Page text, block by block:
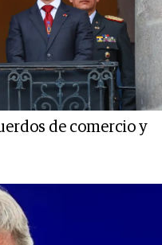
de comercio y